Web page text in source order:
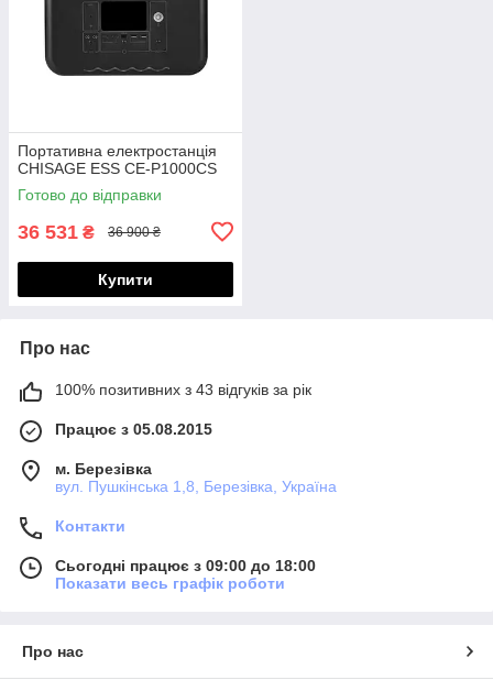
Портативна електростанція
CHISAGE ESS CE-P1000CS
Готово до відправки
36 531 ₴ 36 900 ₴
Купити
Про нас
100% позитивних з 43 відгуків за рік
Працює з 05.08.2015
м. Березівка
вул. Пушкінська 1,8, Березівка, Україна
Контакти
Сьогодні працює з 09:00 до 18:00
Показати весь графік роботи
Про нас